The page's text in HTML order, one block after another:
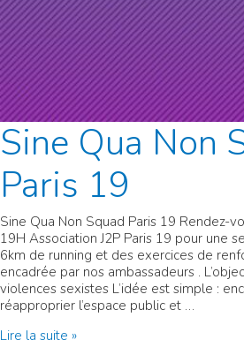
Sine Qua Non
Paris 19
Sine Qua Non Squad Paris 19 Rendez-
19H Association J2P Paris 19 pour une
6km de running et des exercices de
encadrée par nos ambassadeurs .
violences sexistes L’idée est simple :
réapproprier l’espace public et …
Sine
Lire la suite »